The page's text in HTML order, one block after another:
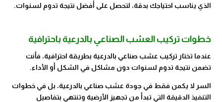
الذي يناسب احتياجك بدقة، لتحصل على أفضل نتيجة تدوم لسنوات.
خطوات تركيب العشب الصناعي بالدرعية باحترافية
عندما تختار تركيب عشب صناعي بالدرعية بطريقة احترافية، فأنت
تضمن نتيجة تدوم لسنوات دون مشاكل في الشكل أو الأداء.
السر لا يكمن فقط في جودة عشب صناعي بالدرعية، بل في خطوات
التنفيذ الدقيقة التي تبدأ من تجهيز الأرضية وتنتهي بتفاصيل